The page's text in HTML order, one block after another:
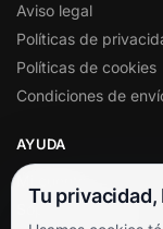
Aviso legal
Políticas de
Políticas de cookies
Condiciones de
AYUDA
Soporte al cliente
Tu